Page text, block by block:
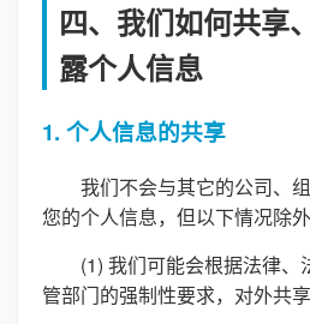
四、我们如何共享
露个人信息
1. 个人信息的共享
我们不会与其它的公司、
您的个人信息，但以下情况除外
(1) 我们可能会根据法律、
管部门的强制性要求，对外共